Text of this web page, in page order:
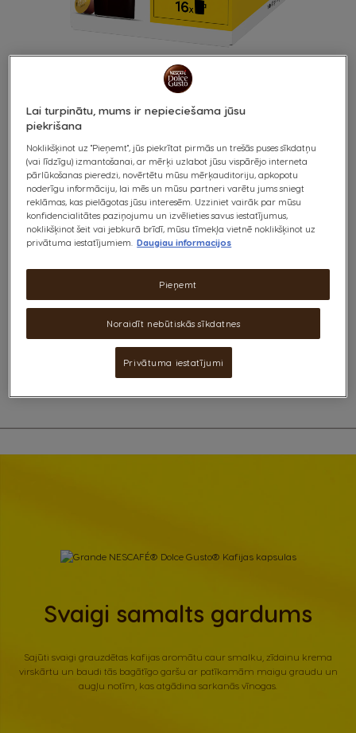
beginning
images
gallery
GRANDE
Bagātīga un noapaļota INTENSITĀTE
Papildu intensitātes dēļ Grande ir nākamais solis garšas dziļumā
salīdzinājumā ar klasisko Americano. Mūsu Grande dzērieni, kas ir
grauzdētām 100% arabikas šķirnes kafijas pupiņām. Tā ir īstā izvēle
pirmajai rīta kafijai un līdzīgiem brīžiem dienas garumā.
Svaigi samalts gardums
Sajūti svaigi grauzdētas kafijas aromātu caur smalku, zīdainu krema
virskārtu un baudi tās bagātīgo garšu ar patīkamām maigu graudu un
augļu notīm, kas atgādina sarkanās vīnogas.
Lai turpinātu, mums ir nepieciešama jūsu
piekrišana
Noklikšķinot uz "Pieņemt", jūs piekrītat pirmās un trešās puses sīkdatņu
(vai līdzīgu) izmantošanai, ar mērķi uzlabot jūsu vispārējo interneta
pārlūkošanas pieredzi, novērtētu mūsu mērķauditoriju, apkopotu
noderīgu informāciju, lai mēs un mūsu partneri varētu jums sniegt
reklāmas, kas pielāgotas jūsu interesēm. Uzziniet vairāk par mūsu
konfidencialitātes paziņojumu un izvēlieties savus iestatījumus,
noklikšķinot šeit vai jebkurā brīdī, mūsu tīmekļa vietnē noklikšķinot uz
privātuma iestatījumiem.
Daugiau informacijos
Noraidīt nebūtiskās sīkdatnes
Pieņemt
Privātuma iestatījumi